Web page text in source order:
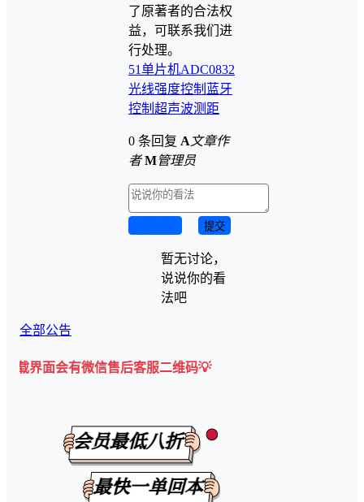
了原著者的合法权
益，可联系我们进
行处理。
51单片机ADC0832
光线强度控制 蓝牙
控制 超声波测距
0 条回复 A 文章作
者 M管理员
提交
暂无讨论，
说说你的看
法吧
全部公告
会有微信售后客服二维码💡